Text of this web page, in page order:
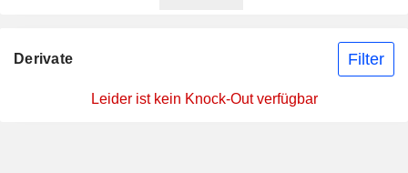
Derivate Filter
Leider ist kein Knock-Out verfügbar